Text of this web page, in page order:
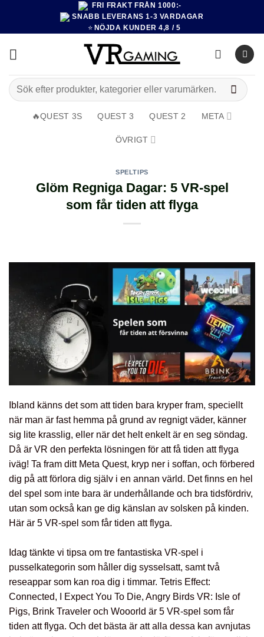
innehåll
FRI FRAKT FRÅN 1000:-
SNABB LEVERANS 1-3 VARDAGAR
⭐ NÖJDA KUNDER 4,8 / 5
Sök
efter:
🔥QUEST 3S QUEST 3 QUEST 2 META
ÖVRIGT
SPELTIPS
Glöm Regniga Dagar: 5 VR-spel
som får tiden att flyga
Ibland känns det som att tiden bara kryper fram, speciellt
när man är fast hemma på grund av regnigt väder, känner
sig lite krasslig, eller när det helt enkelt är en seg söndag.
Då är VR den perfekta lösningen för att få tiden att flyga
iväg! Ta fram ditt Meta Quest, kryp ner i soffan, och förbered
dig på att förlora dig själv i en annan värld. Det finns en hel
del spel som inte bara är underhållande och bra tidsfördriv,
utan som också kan ge dig känslan av solsken på kinden.
Här är 5 VR-spel som får tiden att flyga.
Idag tänkte vi tipsa om tre fantastiska VR-spel i
pusselkategorin som håller dig sysselsatt, samt två
reseappar som kan roa dig i timmar. Tetris Effect:
Connected, I Expect You To Die, Angry Birds VR: Isle of
Pigs, Brink Traveler och Wooorld är 5 VR-spel som får
tiden att flyga. Och det bästa är att alla dessa kan avnjutas